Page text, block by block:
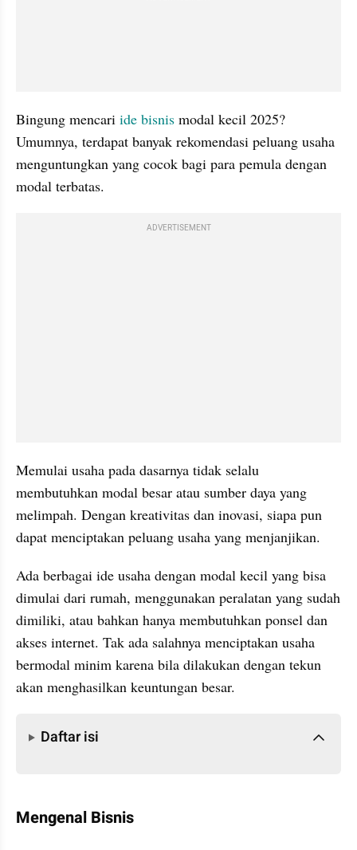
Bingung mencari ide bisnis modal kecil 2025?
Umumnya, terdapat banyak rekomendasi peluang usaha
menguntungkan yang cocok bagi para pemula dengan
modal terbatas.
ADVERTISEMENT
Memulai usaha pada dasarnya tidak selalu
membutuhkan modal besar atau sumber daya yang
melimpah. Dengan kreativitas dan inovasi, siapa pun
dapat menciptakan peluang usaha yang menjanjikan.
Ada berbagai ide usaha dengan modal kecil yang bisa
dimulai dari rumah, menggunakan peralatan yang sudah
dimiliki, atau bahkan hanya membutuhkan ponsel dan
akses internet. Tak ada salahnya menciptakan usaha
bermodal minim karena bila dilakukan dengan tekun
akan menghasilkan keuntungan besar.
Daftar isi
Mengenal Bisnis